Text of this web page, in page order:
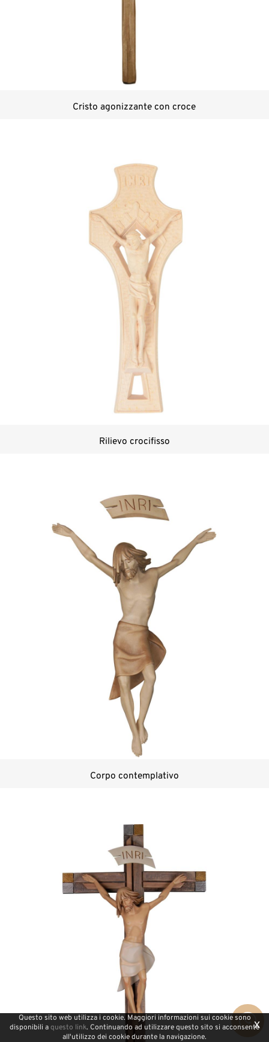
Cristo agonizzante con croce
Rilievo crocifisso
Corpo contemplativo
x
Questo sito web utilizza i cookie. Maggiori informazioni sui cookie sono
disponibili aquesto link. Continuando ad utilizzare questo sito si acconsente
all'utilizzo dei cookie durante la navigazione.